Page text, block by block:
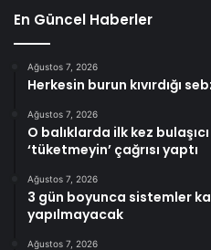
En Güncel Haberler
Ağustos 7, 2026
Herkesin burun kıvırdığı
Ağustos 7, 2026
O balıklarda ilk kez
‘tüketmeyin’ çağrısı yaptı
Ağustos 7, 2026
3 gün boyunca sistemler
yapılmayacak
Ağustos 7, 2026